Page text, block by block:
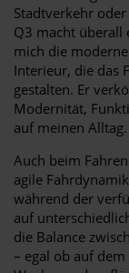
Stadtverkehr
Q3 macht überall
mich die
Interieur, die das
gestalten. Er
Modernität,
auf meinen Alltag.
Auch beim
agile
während der
auf
die Balance
– egal ob auf